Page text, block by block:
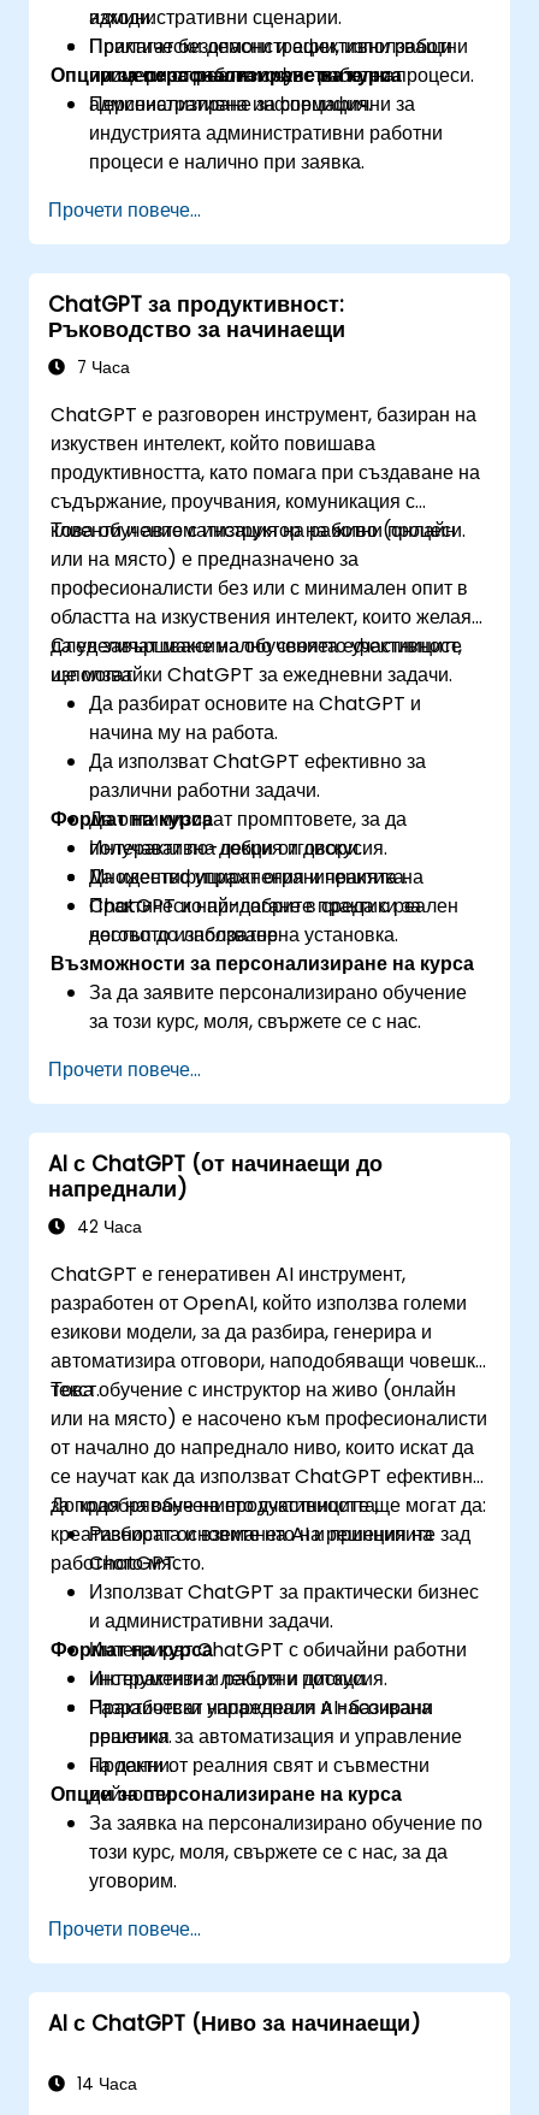
изходи.
Прилагат безопасни и ефективни работни
процеси за работа с чувствителна
административна информация.
административни сценарии.
Практически демонстрации, използващи
примери от реални офис работни процеси.
Опции за персонализиране на курса
Персонализиране за специфични за
индустрията административни работни
процеси е налично при заявка.
Прочети повече...
ChatGPT за продуктивност:
Ръководство за начинаещи
7 Часа
ChatGPT е разговорен инструмент, базиран на
изкуствен интелект, който повишава
продуктивността, като помага при създаване на
съдържание, проучвания, комуникация с
клиенти и автоматизация на работни процеси.
Това обучение с инструктор на живо (онлайн
или на място) е предназначено за
професионалисти без или с минимален опит в
областта на изкуствения интелект, които желаят
да увеличат максимално своята ефективност,
използвайки ChatGPT за ежедневни задачи.
След завършване на обучението участниците
ще могат:
Да разбират основите на ChatGPT и
начина му на работа.
Да използват ChatGPT ефективно за
различни работни задачи.
Да оптимизират промптовете, за да
получават по-добри отговори.
Да идентифицират ограниченията на
ChatGPT и най-добрите практики за
неговото използване.
Формат на курса
Интерактивна лекция и дискусия.
Множество упражнения и практика.
Практическо прилагане в среда с реален
достъп до лабораторна установка.
Възможности за персонализиране на курса
За да заявите персонализирано обучение
за този курс, моля, свържете се с нас.
Прочети повече...
AI с ChatGPT (от начинаещи до
напреднали)
42 Часа
ChatGPT е генеративен AI инструмент,
разработен от OpenAI, който използва големи
езикови модели, за да разбира, генерира и
автоматизира отговори, наподобяващи човешки
текст.
Това обучение с инструктор на живо (онлайн
или на място) е насочено към професионалисти
от начално до напреднало ниво, които искат да
се научат как да използват ChatGPT ефективно
за подобряване на продуктивността,
креативността и вземането на решения на
работното място.
До края на обучението участниците ще могат да:
Разбират основите на AI и принципите зад
ChatGPT.
Използват ChatGPT за практически бизнес
и административни задачи.
Интегрират ChatGPT с обичайни работни
инструменти и работни потоци.
Разработват напреднали AI-базирани
решения за автоматизация и управление
на данни.
Формат на курса
Интерактивна лекция и дискусия.
Практически упражнения и насочвана
практика.
Проекти от реалния свят и съвместни
дейности.
Опции за персонализиране на курса
За заявка на персонализирано обучение по
този курс, моля, свържете се с нас, за да
уговорим.
Прочети повече...
AI с ChatGPT (Ниво за начинаещи)
14 Часа